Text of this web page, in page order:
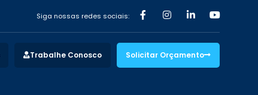
Siga nossas redes sociais:
Trabalhe Conosco Solicitar Orçamento